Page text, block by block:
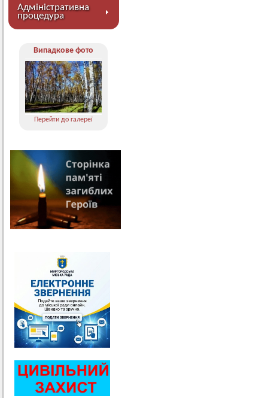
Адміністративна
процедура
Випадкове фото
Перейти до галереї